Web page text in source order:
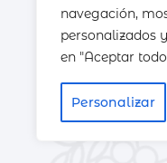
navegación,
personalizados
en "Aceptar
Personalizar